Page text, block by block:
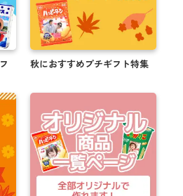
秋におすすめプチギフト特集